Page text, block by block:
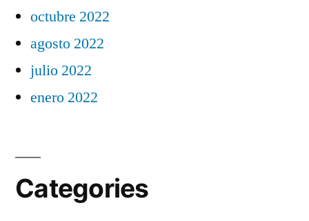
octubre 2022
agosto 2022
julio 2022
enero 2022
Categories